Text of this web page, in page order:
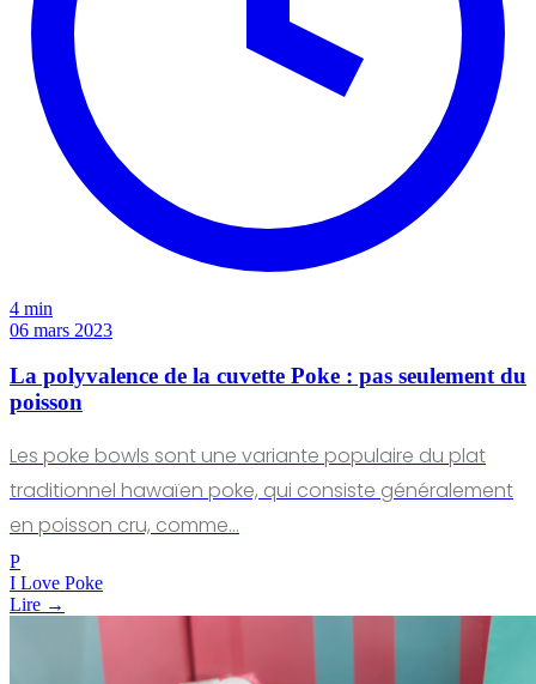
4 min
06 mars 2023
La polyvalence de la cuvette Poke : pas seulement du
poisson
Les poke bowls sont une variante populaire du plat
traditionnel hawaïen poke, qui consiste généralement
en poisson cru, comme…
P
I Love Poke
Lire →